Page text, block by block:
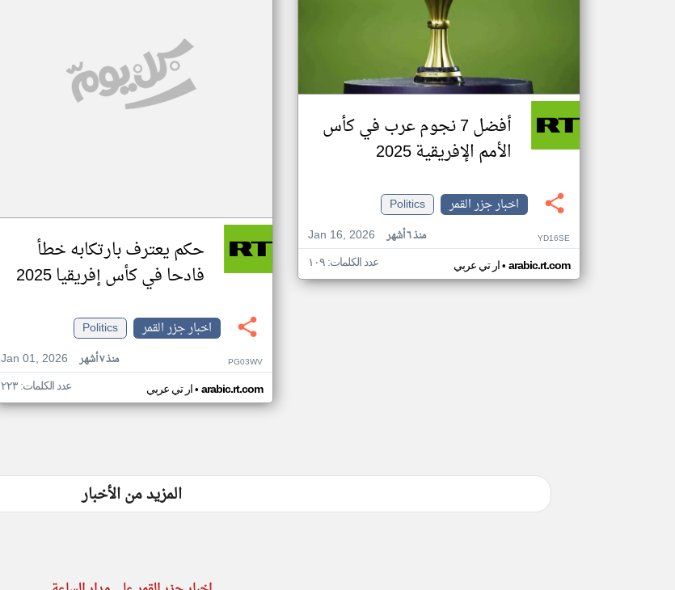
أفضل 7 نجوم عرب في كأس
الأمم الإفريقية 2025
اخبار جزر القمر
Politics
Jan 16, 2026
منذ ٦ أشهر YD16SE
ار تي عربي• arabic.rt.com عدد الكلمات: ١٠٩
حكم يعترف بارتكابه خطأ
فادحا في كأس إفريقيا 2025
اخبار جزر القمر
Politics
Jan 01, 2026
منذ ٧ أشهر PG03WV
ار تي عربي• arabic.rt.com عدد الكلمات: ٢٢٣
المزيد من الأخبار